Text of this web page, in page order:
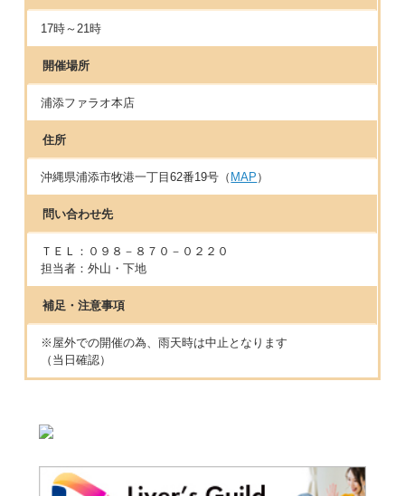
17時～21時
開催場所
浦添ファラオ本店
住所
沖縄県浦添市牧港一丁目62番19号（ MAP ）
問い合わせ先
ＴＥＬ：０９８－８７０－０２２０
担当者：外山・下地
補足・注意事項
※屋外での開催の為、雨天時は中止となります
（当日確認）